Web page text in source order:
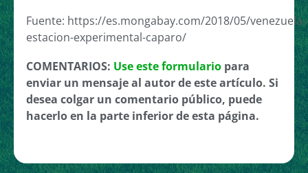
Fuente: https://es.mongabay.com/2018/05/venezuela-
estacion-experimental-caparo/
COMENTARIOS: Use este formulario para
enviar un mensaje al autor de este artículo. Si
desea colgar un comentario público, puede
hacerlo en la parte inferior de esta página.